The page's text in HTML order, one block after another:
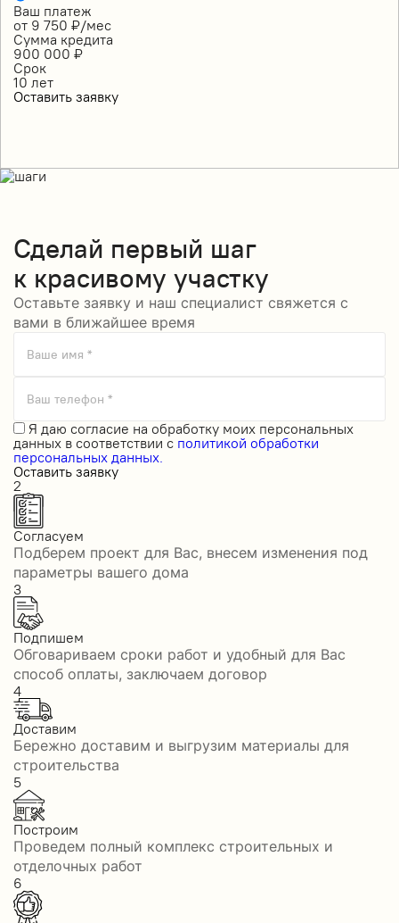
Ваш платеж
от 9 750 ₽/мес
Сумма кредита
900 000 ₽
Срок
10 лет
Оставить заявку
Сделай первый шаг
к красивому участку
Оставьте заявку и наш специалист свяжется с
вами в ближайшее время
Ваше имя *
Ваш телефон *
Я даю согласие на обработку моих персональных
данных в соответствии с политикой обработки
персональных данных.
Оставить заявку
2
Согласуем
Подберем проект для Вас, внесем изменения под
параметры вашего дома
3
Подпишем
Обговариваем сроки работ и удобный для Вас
способ оплаты, заключаем договор
4
Доставим
Бережно доставим и выгрузим материалы для
строительства
5
Построим
Проведем полный комплекс строительных и
отделочных работ
6